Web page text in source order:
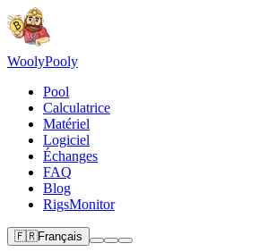
WoolyPooly
Pool
Calculatrice
Matériel
Logiciel
Échanges
FAQ
Blog
RigsMonitor
🇫🇷Français